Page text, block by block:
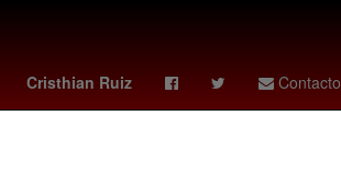
Cristhian Ruiz Contacto
Gabriel Quadri 4 de abril